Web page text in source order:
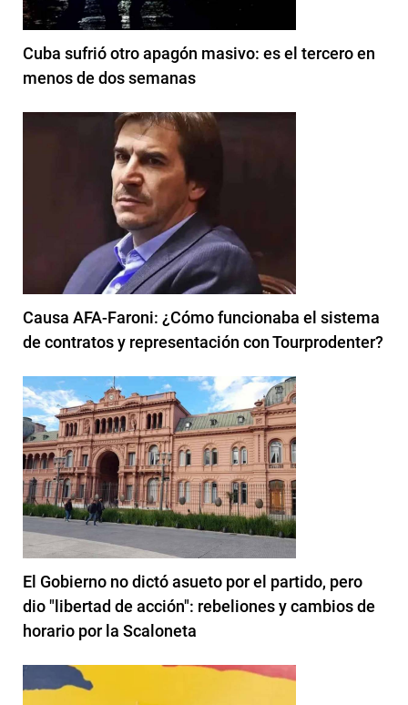
Cuba sufrió otro apagón masivo: es el tercero en
menos de dos semanas
Causa AFA-Faroni: ¿Cómo funcionaba el sistema
de contratos y representación con Tourprodenter?
El Gobierno no dictó asueto por el partido, pero
dio "libertad de acción": rebeliones y cambios de
horario por la Scaloneta